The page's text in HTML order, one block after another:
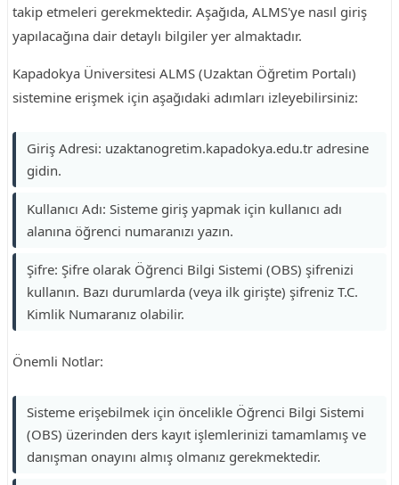
takip etmeleri gerekmektedir. Aşağıda, ALMS'ye nasıl giriş
yapılacağına dair detaylı bilgiler yer almaktadır.
Kapadokya Üniversitesi ALMS (Uzaktan Öğretim Portalı)
sistemine erişmek için aşağıdaki adımları izleyebilirsiniz:
Giriş Adresi: uzaktanogretim.kapadokya.edu.tr adresine
gidin.
Kullanıcı Adı: Sisteme giriş yapmak için kullanıcı adı
alanına öğrenci numaranızı yazın.
Şifre: Şifre olarak Öğrenci Bilgi Sistemi (OBS) şifrenizi
kullanın. Bazı durumlarda (veya ilk girişte) şifreniz T.C.
Kimlik Numaranız olabilir.
Önemli Notlar:
Sisteme erişebilmek için öncelikle Öğrenci Bilgi Sistemi
(OBS) üzerinden ders kayıt işlemlerinizi tamamlamış ve
danışman onayını almış olmanız gerekmektedir.